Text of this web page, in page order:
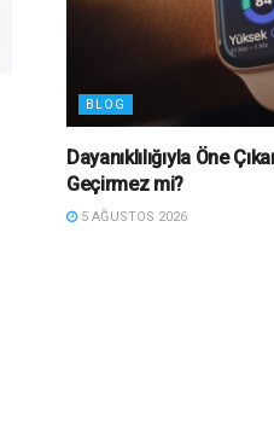
BLOG
Dayanıklılığıyla Öne
Geçirmez mi?
5 AĞUSTOS 2026